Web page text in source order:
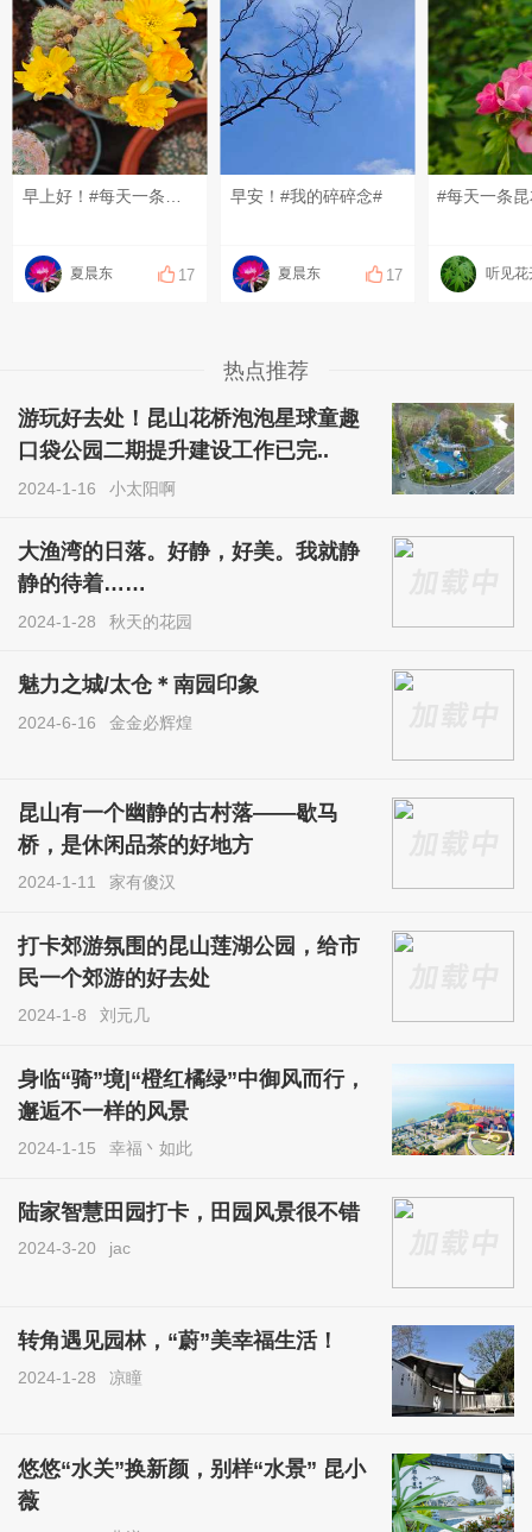
夏晨东 17
早安！#我的碎碎念#
夏晨东 17 听见花
热点推荐
游玩好去处！昆山花桥泡泡星球童趣
口袋公园二期提升建设工作已完..
2024-1-16 小太阳啊
大渔湾的日落。好静，好美。我就静
静的待着……
2024-1-28 秋天的花园
魅力之城/太仓＊南园印象
2024-6-16 金金必辉煌
昆山有一个幽静的古村落——歇马
桥，是休闲品茶的好地方
2024-1-11 家有傻汉
打卡郊游氛围的昆山莲湖公园，给市
民一个郊游的好去处
2024-1-8 刘元几
身临“骑”境|“橙红橘绿”中御风而行，
邂逅不一样的风景
2024-1-15 幸福丶如此
陆家智慧田园打卡，田园风景很不错
2024-3-20 jac
转角遇见园林，“蔚”美幸福生活！
2024-1-28 凉瞳
悠悠“水关”换新颜，别样“水景” 昆小
薇